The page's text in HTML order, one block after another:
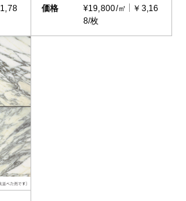
1,78
価格
¥19,800/㎡
￥3,16
8/枚